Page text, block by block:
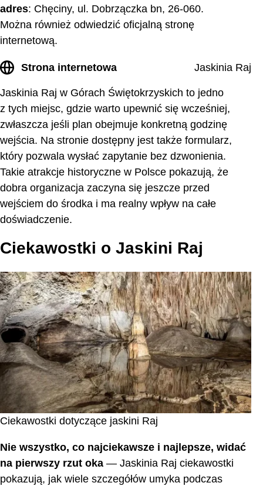
adres: Chęciny, ul. Dobrzączka bn, 26-060.
Można również odwiedzić oficjalną stronę
internetową.
Strona internetowa Jaskinia Raj
Jaskinia Raj w Górach Świętokrzyskich to jedno
z tych miejsc, gdzie warto upewnić się wcześniej,
zwłaszcza jeśli plan obejmuje konkretną godzinę
wejścia. Na stronie dostępny jest także formularz,
który pozwala wysłać zapytanie bez dzwonienia.
Takie atrakcje historyczne w Polsce pokazują, że
dobra organizacja zaczyna się jeszcze przed
wejściem do środka i ma realny wpływ na całe
doświadczenie.
Ciekawostki o Jaskini Raj
Ciekawostki dotyczące jaskini Raj
Nie wszystko, co najciekawsze i najlepsze, widać
na pierwszy rzut oka — Jaskinia Raj ciekawostki
pokazują, jak wiele szczegółów umyka podczas